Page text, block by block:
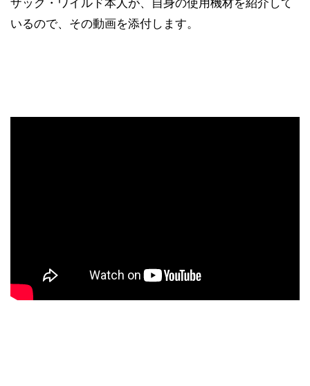
ザック・ワイルド本人が、自身の使用機材を紹介して
いるので、その動画を添付します。